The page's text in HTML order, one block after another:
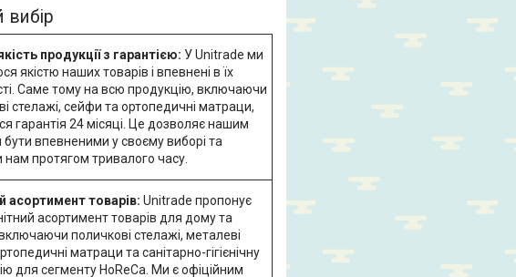
вибір
продукції з гарантією: У Unitrade ми
якістю наших товарів і впевнені в їх
Саме тому на всю продукцію, включаючи
стелажі, сейфи та ортопедичні матраци,
гарантія 24 місяці. Це дозволяє нашим
бути впевненими у своєму виборі та
нам протягом тривалого часу.
асортимент товарів: Unitrade пропонує
асортимент товарів для дому та
поличкові стелажі, металеві
матраци та санітарно-гігієнічну
для сегменту HoReCa. Ми є офіційним